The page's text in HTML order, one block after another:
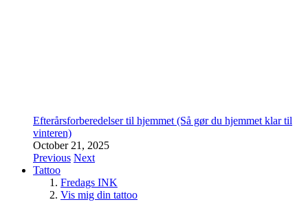
Efterårsforberedelser til hjemmet (Så gør du hjemmet klar til
vinteren)
October 21, 2025
Previous Next
Tattoo
Fredags INK
Vis mig din tattoo